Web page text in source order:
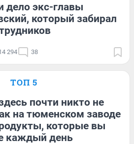
дело экс-главы
который забирал
294 38
ТОП 5
почти никто не
на тюменском заводе
которые вы
каждый день